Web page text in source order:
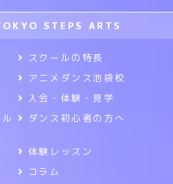
STEPS ARTS
スクールの特長
アニメダンス池袋校
入会・体験・見学
ダンス初心者の方へ
体験レッスン
コラム